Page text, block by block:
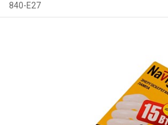
840-E27